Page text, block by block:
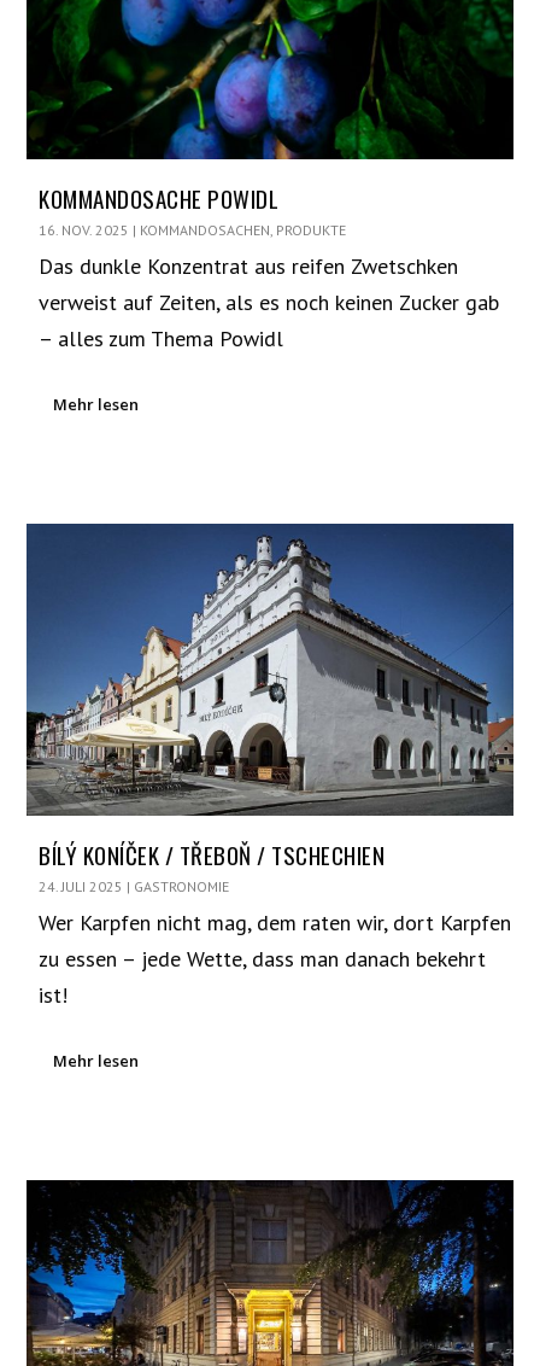
KOMMANDOSACHE POWIDL
16. NOV. 2025 | KOMMANDOSACHEN, PRODUKTE
Das dunkle Konzentrat aus reifen Zwetschken
verweist auf Zeiten, als es noch keinen Zucker gab
– alles zum Thema Powidl
Mehr lesen
BÍLÝ KONÍČEK / TŘEBOŇ / TSCHECHIEN
24. JULI 2025 | GASTRONOMIE
Wer Karpfen nicht mag, dem raten wir, dort Karpfen
zu essen – jede Wette, dass man danach bekehrt
ist!
Mehr lesen